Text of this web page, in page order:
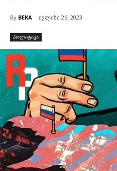
By BEKA ივლისი 26, 2023
პოლიტიკა